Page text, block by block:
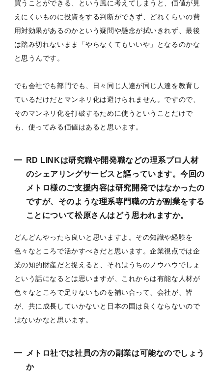
買うことができる、という風に考えてしまうと、価値が見
えにくいものに投資をする判断ができず、どれくらいの費
用対効果があるのかという疑問や懸念が拭いきれず、最後
は踏み切れないまま「やらなくてもいいや」となるのかな
と思うんです。
でも会社でも部門でも、日々同じ人達が同じ人達を教育し
ているだけだとマンネリ化は避けられません。ですので、
そのマンネリ化を打破するために使うということだけで
も、使ってみる価値はあると思います。
RD LINKは研究職や開発職などの理系プロ人材
のシェアリングサービスと謳っています。今回の
メトロ様のご支援内容は研究開発ではなかったの
ですが、そのような理系専門職の方が副業をする
ことについて松原さんはどう思われますか。
どんどんやったら良いと思いますよ。その知識や経験を
色々なところで活かすべきだと思います。企業視点では企
業の知的財産だと捉えると、それはうちのノウハウでしょ
という話になるとは思いますが、これからは有能な人材が
色々なところで足りないものを補い合って、会社が、皆
が、共に成長していかないと日本の国は良くならないので
はないかなと思います。
メトロ社では社員の方の副業は可能なのでしょう
か